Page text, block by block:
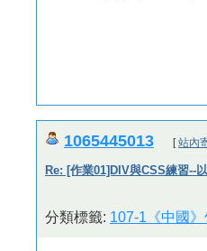
1065445013 [站內
Re: [作業01]DIV與CSS練習--
分類標籤: 107-1《中國